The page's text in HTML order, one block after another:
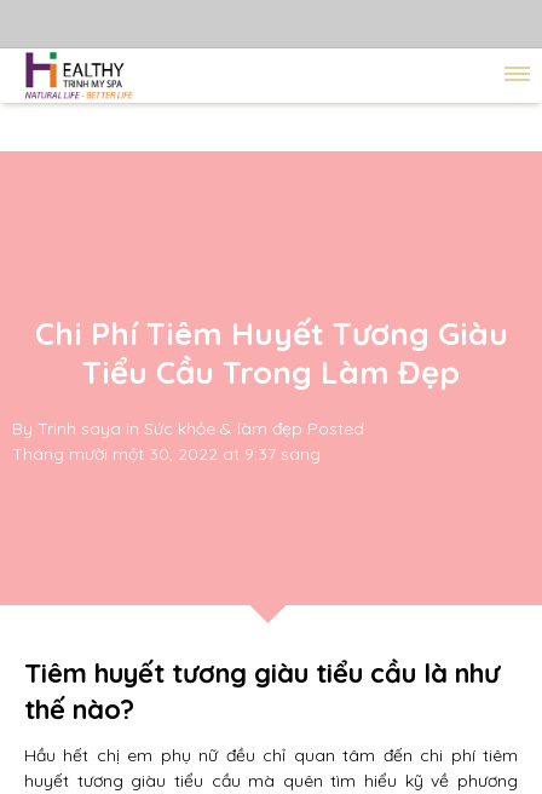
Chi Phí Tiêm Huyết Tương Giàu
Tiểu Cầu Trong Làm Đẹp
By Trinh saya in Sức khỏe & làm đẹp Posted
Tháng mười một 30, 2022 at 9:37 sáng
Tiêm huyết tương giàu tiểu cầu là như
thế nào?
Hầu hết chị em phụ nữ đều chỉ quan tâm đến chi phí tiêm
huyết tương giàu tiểu cầu mà quên tìm hiểu kỹ về phương